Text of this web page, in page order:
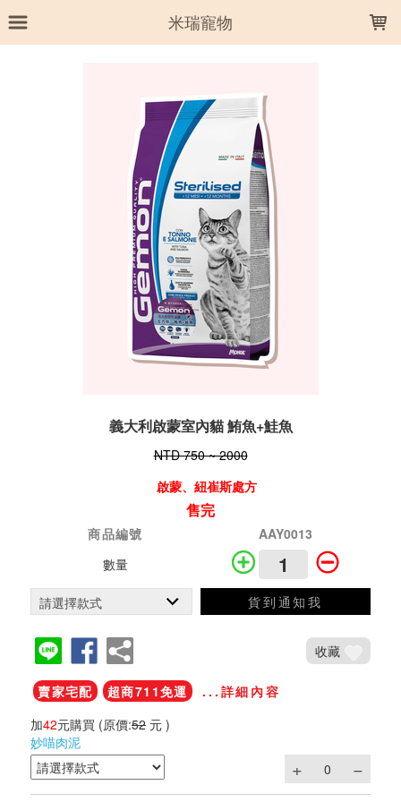
米瑞寵物
義大利啟蒙室內貓 鮪魚+鮭魚
NTD 750 ~ 2000
啟蒙、紐崔斯處方
售完
商品編號
AAY0013
數量
貨到通知我
收藏
賣家宅配 超商711免運
...詳細內容
加42元購買 (原價:52 元 )
妙喵肉泥